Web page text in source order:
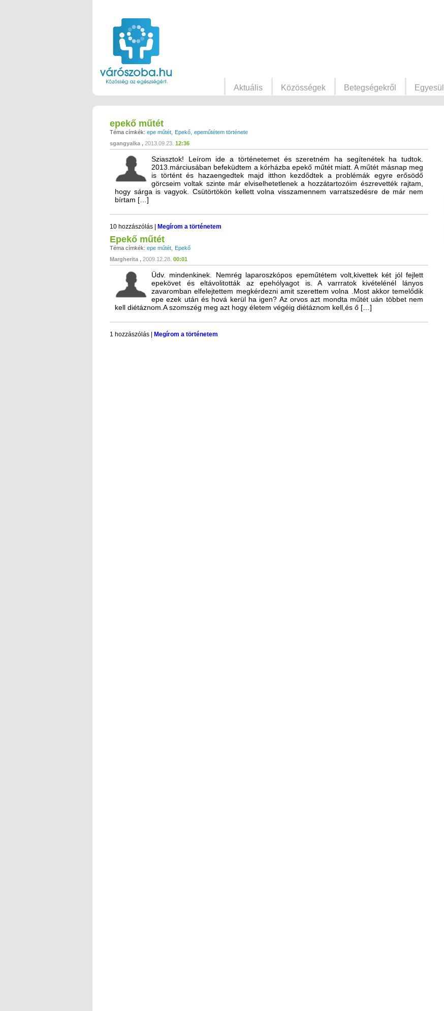
Aktuális Közösségek Betegségekről
epekő műtét
Téma címkék: epe műtét Epekő epeműtétem története
sgangyalka
2013.09.23. 12:36
Sziasztok! Leírom ide a történetemet és szeretném ha segítenétek ha tudtok.
2013.márciusában befeküdtem a kórházba epekő műtét miatt. A műtét másnap meg
is történt és hazaengedtek majd itthon kezdődtek a problémák egyre erősödő
görcseim voltak szinte már elviselhetetlenek a hozzátartozóim észrevették rajtam,
hogy sárga is vagyok. Csütörtökön kellett volna visszamennem varratszedésre de már nem
bírtam […]
10 hozzászólás | Megírom a történetem
Epekő műtét
Téma címkék: epe műtét
Epekő
Margherita
2009.12.28. 00:01
Üdv. mindenkinek. Nemrég laparoszkópos epeműtétem volt,kivettek két jól fejlett
epekövet és eltávolitották az epehólyagot is. A varrratok kivételénél lányos
zavaromban elfelejtettem megkérdezni amit szerettem volna .Most akkor temelődik
epe ezek után és hová kerül ha igen? Az orvos azt mondta műtét uán többet nem
kell diétáznom.A szomszég meg azt hogy életem végéig diétáznom kell,és ő […]
1 hozzászólás | Megírom a történetem